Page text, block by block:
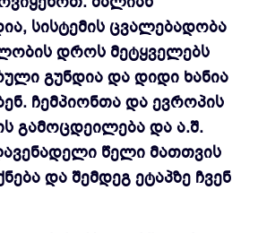
სისტემის ცვალებადობა
დროს მეტყველებს
გუნდია და დიდი ხანია
ჩემპიონთა და ევროპის
გამოცდეილება და ა.შ.
წელი მათთვის
და შემდეგ ეტაპზე ჩვენ